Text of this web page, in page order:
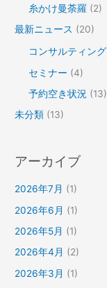
糸かけ曼荼羅 (2)
最新ニュース (20)
コンサルティング
セミナー (4)
予約空き状況 (13)
未分類 (13)
アーカイブ
2026年7月 (1)
2026年6月 (1)
2026年5月 (1)
2026年4月 (2)
2026年3月 (1)